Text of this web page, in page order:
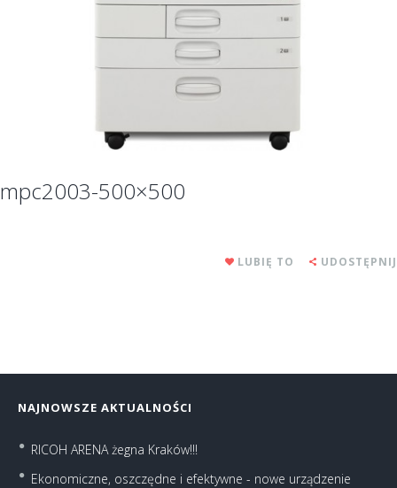
mpc2003-500×500
LUBIĘ TO UDOSTĘPNIJ
NAJNOWSZE AKTUALNOŚCI
RICOH ARENA żegna Kraków!!!
Ekonomiczne, oszczędne i efektywne - nowe urządzenie